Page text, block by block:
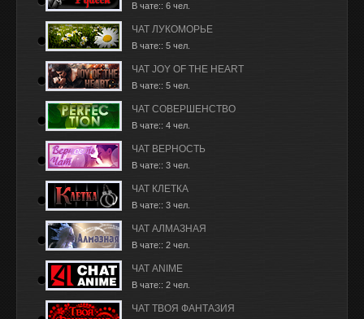
В чате:: 6 чел.
ЧАТ ЛУКОМОРЬЕ
В чате:: 5 чел.
ЧАТ JOY OF THE HEART
В чате:: 5 чел.
ЧАТ СОВЕРШЕНСТВО
В чате:: 4 чел.
ЧАТ ВЕРНОСТЬ
В чате:: 3 чел.
ЧАТ КЛЕТКА
В чате:: 3 чел.
ЧАТ АЛМАЗНАЯ
В чате:: 2 чел.
ЧАТ ANIME
В чате:: 2 чел.
ЧАТ ТВОЯ ФАНТАЗИЯ